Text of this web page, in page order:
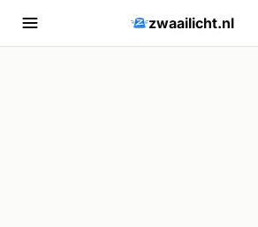
zwaailicht.nl